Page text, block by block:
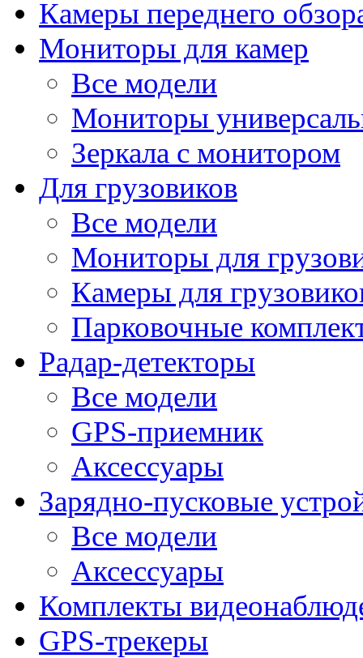
Камеры переднего
Мониторы для камер
Все модели
Мониторы
Зеркала с монитором
Для грузовиков
Все модели
Мониторы для
Камеры для
Парковочные
Радар-детекторы
Все модели
GPS-приемник
Аксессуары
Зарядно-пусковые
Все модели
Аксессуары
Комплекты
GPS-трекеры